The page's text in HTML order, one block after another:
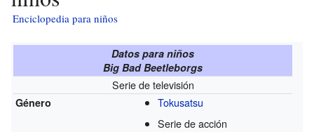
Enciclopedia para niños
Datos para niños
Big Bad Beetleborgs
Serie de televisión
Género
Tokusatsu
Serie de acción